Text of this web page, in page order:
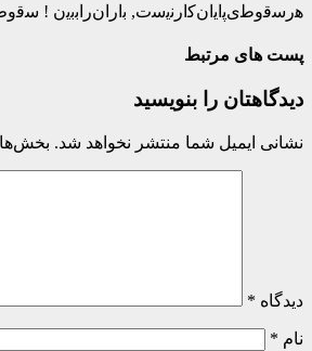
ه‍‌رس‍‌ق‍‌وط‍‌ی‌پ‍‌ای‍‌ان‌ک‍‌ارن‍‌ی‍‌س‍‌ت‌, ب‍‌اران‌راب‍‌ب‍‌ی‍‌ن !
پست های مرتبط
دیدگاهتان را بنویسید
نشانی ایمیل شما منتشر نخواهد شد.
دیدگاه *
نام *